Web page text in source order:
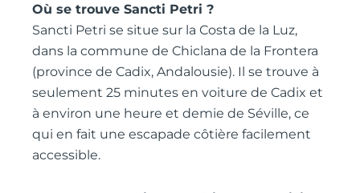
Où se trouve Sancti Petri ?
Sancti Petri se situe sur la Costa de la Luz,
dans la commune de Chiclana de la Frontera
(province de Cadix, Andalousie). Il se trouve à
seulement 25 minutes en voiture de Cadix et
à environ une heure et demie de Séville, ce
qui en fait une escapade côtière facilement
accessible.